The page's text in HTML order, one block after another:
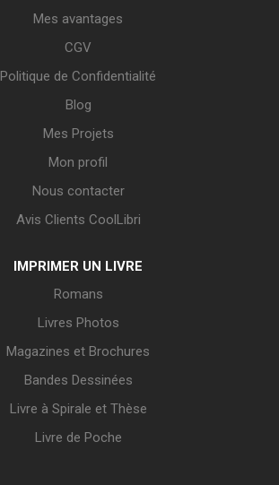
Mes avantages
CGV
Politique de Confidentialité
Blog
Mes Projets
Mon profil
Nous contacter
Avis Clients CoolLibri
IMPRIMER UN LIVRE
Romans
Livres Photos
Magazines et Brochures
Bandes Dessinées
Livre à Spirale et Thèse
Livre de Poche